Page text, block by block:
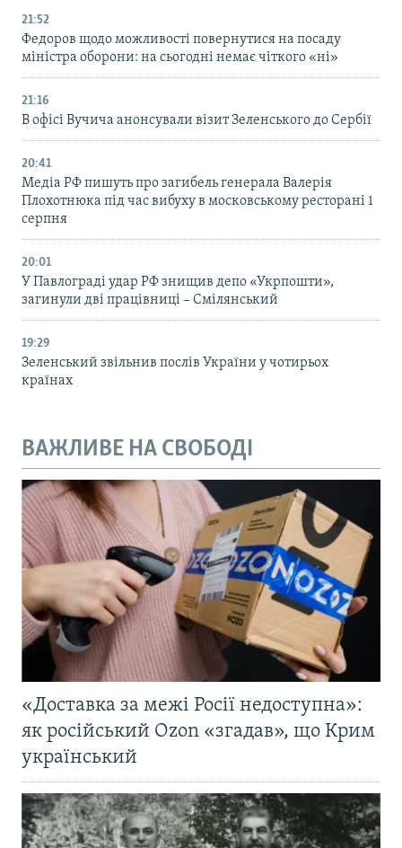
21:52
Федоров щодо можливості повернутися на посаду
міністра оборони: на сьогодні немає чіткого «ні»
21:16
В офісі Вучича анонсували візит Зеленського до Сербії
20:41
Медіа РФ пишуть про загибель генерала Валерія
Плохотнюка під час вибуху в московському ресторані 1
серпня
20:01
У Павлограді удар РФ знищив депо «Укрпошти»,
загинули дві працівниці – Смілянський
19:29
Зеленський звільнив послів України у чотирьох
країнах
ВАЖЛИВЕ НА СВОБОДІ
«Доставка за межі Росії недоступна»:
як російський Ozon «згадав», що Крим
український